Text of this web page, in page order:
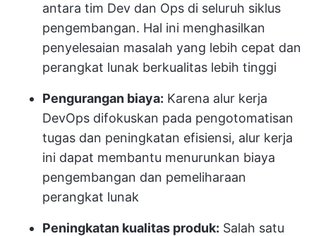
antara tim Dev dan Ops di seluruh siklus
pengembangan. Hal ini menghasilkan
penyelesaian masalah yang lebih cepat dan
perangkat lunak berkualitas lebih tinggi
Pengurangan biaya: Karena alur kerja
DevOps difokuskan pada pengotomatisan
tugas dan peningkatan efisiensi, alur kerja
ini dapat membantu menurunkan biaya
pengembangan dan pemeliharaan
perangkat lunak
Peningkatan kualitas produk: Salah satu